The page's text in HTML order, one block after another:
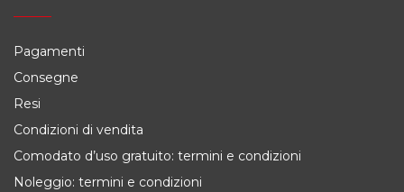
Pagamenti
Consegne
Resi
Condizioni di vendita
Comodato d’uso gratuito: termini e condizioni
Noleggio: termini e condizioni